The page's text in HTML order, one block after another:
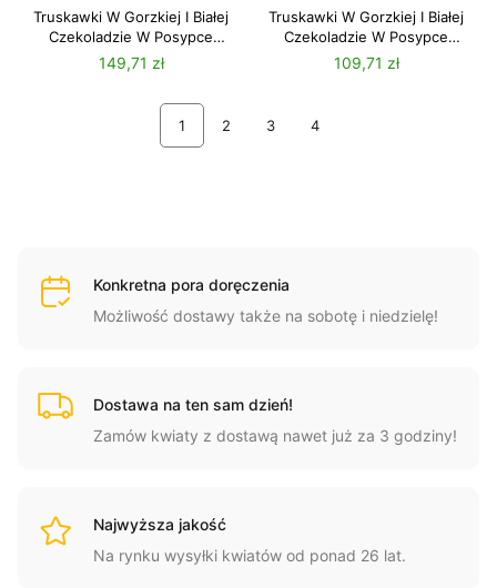
Truskawki W Gorzkiej I Białej
Czekoladzie W Posypce
Kakaowej + Pluszowy Miś
149,71 zł
Truskawki W Gorzkiej I Białej
Czekoladzie W Posypce
Kakaowej I Kokosowej
109,71 zł
1 2 3 4
Konkretna pora doręczenia
Możliwość dostawy także na sobotę i niedzielę!
Dostawa na ten sam dzień!
Zamów kwiaty z dostawą nawet już za 3 godziny!
Najwyższa jakość
Na rynku wysyłki kwiatów od ponad 26 lat.